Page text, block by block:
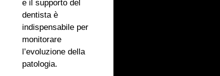
e il supporto del
dentista è
indispensabile per
monitorare
l’evoluzione della
patologia.